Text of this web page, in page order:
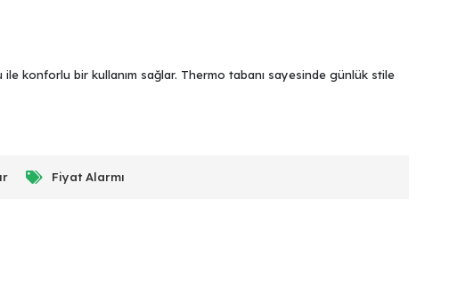
konforlu bir kullanım sağlar. Thermo tabanı sayesinde günlük stile
Fiyat Alarmı